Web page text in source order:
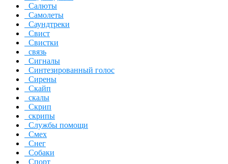
Салюты
Самолеты
Саундтреки
Свист
Свистки
связь
Сигналы
Синтезированный голос
Сирены
Скайп
скалы
Скрип
скрипы
Службы помощи
Смех
Снег
Собаки
Спорт